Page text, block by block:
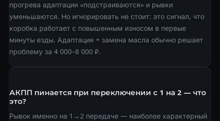
прогрева адаптации «подстраиваются» и рывки
уменьшаются. Но игнорировать не стоит: это сигнал, что
коробка работает с повышенным износом в первые
минуты езды. Адаптация + замена масла обычно решает
проблему за 4 000–8 000 ₽.
АКПП пинается при переключении с 1 на 2 — что
это?
Рывок именно на 1→2 передаче — наиболее характерный